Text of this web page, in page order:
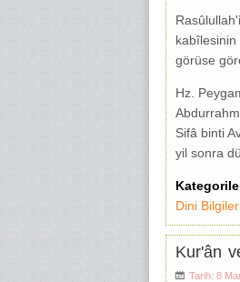
görüse
Hz.
Sifâ binti
yil sonra
Dini Bilgiler
Kur'ân
Tarih: 8